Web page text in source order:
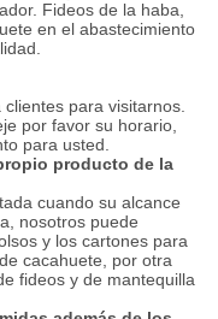
Fideos de la haba,
en el abastecimiento
para visitarnos.
por favor su horario,
para usted.
producto de la
cuando su alcance
nosotros puede
y los cartones para
cacahuete, por otra
fideos y de mantequilla